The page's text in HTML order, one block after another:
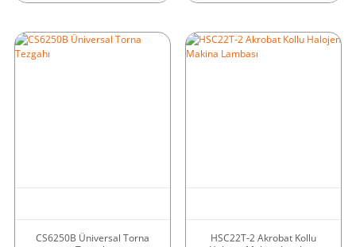
CS6250B Üniversal Torna
HSC22T-2 Akrobat Kollu